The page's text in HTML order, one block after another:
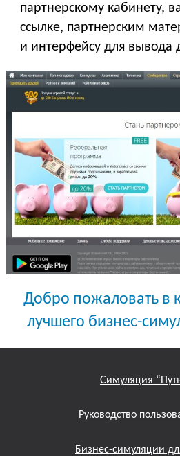
партнерскому кабинету,
ссылке, партнерским
и интерфейсу для вывода
Добро пожаловать в
лучшего бизнес-
Симуляция
Руководство
Бизнес-симуляции